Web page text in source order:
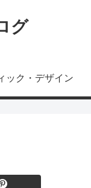
グ
ック・デザイン